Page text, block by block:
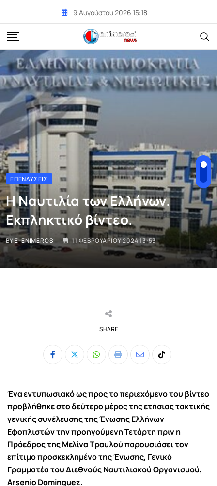
content
9 Αυγούστου 2026 15:18
ΕΠΕΝΔΎΣΕΙΣ
Η Ναυτιλία των Ελλήνων.
Εκπληκτικό βίντεο.
BYE-ENIMEROSI 11 ΦΕΒΡΟΥΑΡΊΟΥ 2024 13:53
SHARE
Whatsapp
Print
ShareTiktok
Ένα εντυπωσιακό ως προς το περιεχόμενο του βίντεο
προβλήθηκε στο δεύτερο μέρος της ετήσιας τακτικής
γενικής συνέλευσης της Ένωσης Ελλήνων
Εφοπλιστών την προηγούμενη Τετάρτη πριν η
Πρόεδρος της Μελίνα Τραυλού παρουσιάσει τον
επίτιμο προσκεκλημένο της Ένωσης, Γενικό
Γραμματέα του Διεθνούς Ναυτιλιακού Οργανισμού,
Arsenio Dominguez.